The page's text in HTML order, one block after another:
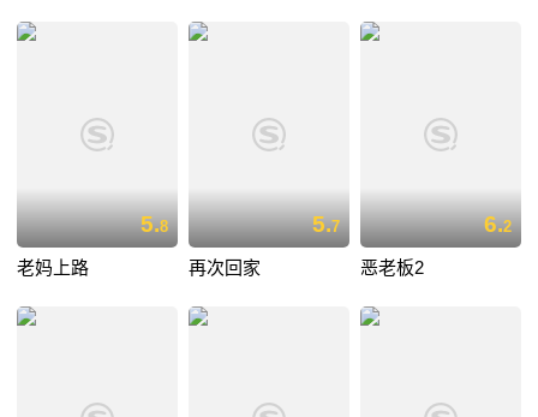
5.8
老妈上路
5.7
再次回家
6.2
恶老板2